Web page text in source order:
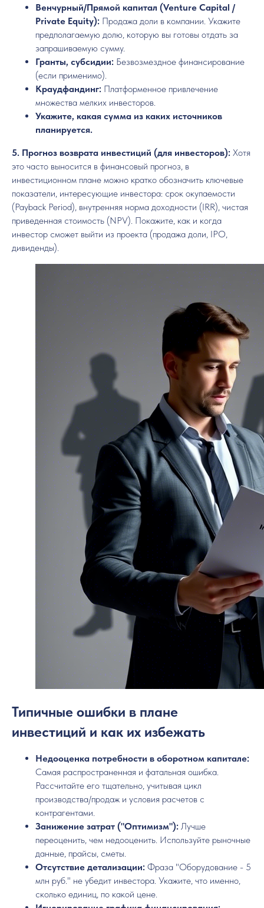
Венчурный/Прямой капитал (Venture Capital /
Private Equity): Продажа доли в компании. Укажите
предполагаемую долю, которую вы готовы отдать за
запрашиваемую сумму.
Гранты, субсидии: Безвозмездное финансирование
(если применимо).
Краудфандинг: Платформенное привлечение
множества мелких инвесторов.
Укажите, какая сумма из каких источников
планируется.
5. Прогноз возврата инвестиций (для инвесторов): Хотя
это часто выносится в финансовый прогноз, в
инвестиционном плане можно кратко обозначить ключевые
показатели, интересующие инвестора: срок окупаемости
(Payback Period), внутренняя норма доходности (IRR), чистая
приведенная стоимость (NPV). Покажите, как и когда
инвестор сможет выйти из проекта (продажа доли, IPO,
дивиденды).
Типичные ошибки в плане
инвестиций и как их избежать
Недооценка потребности в оборотном капитале:
Самая распространенная и фатальная ошибка.
Рассчитайте его тщательно, учитывая цикл
производства/продаж и условия расчетов с
контрагентами.
Занижение затрат ("Оптимизм"): Лучше
переоценить, чем недооценить. Используйте рыночные
данные, прайсы, сметы.
Отсутствие детализации: Фраза "Оборудование - 5
млн руб." не убедит инвестора. Укажите, что именно,
сколько единиц, по какой цене.